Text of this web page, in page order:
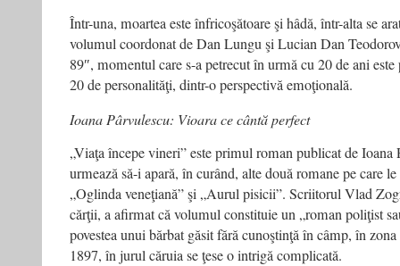
Într-una, moartea este înfricoşătoare şi hâdă, într-alta se
volumul coordonat de Dan Lungu şi Lucian Dan
89″, momentul care s-a petrecut în urmă cu 20 de ani
20 de personalităţi, dintr-o perspectivă emoţională.
Ioana Pârvulescu: Vioara ce cântă perfect
„Viaţa începe vineri” este primul roman publicat de Ioana
urmează să-i apară, în curând, alte două romane pe care
„Oglinda veneţiană” şi „Aurul pisicii”. Scriitorul Vlad
cărţii, a afirmat că volumul constituie un „roman poliţist
povestea unui bărbat găsit fără cunoştinţă în câmp, în
1897, în jurul căruia se ţese o intrigă complicată.